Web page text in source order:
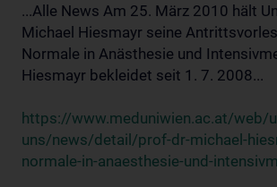
...Alle News Am 25. März 2010 hält
Michael Hiesmayr seine
Normale in Anästhesie und
Hiesmayr bekleidet seit 1. 7. 2008...
https://www.meduniwien.ac.at/web/
uns/news/detail/prof-dr-michael-
normale-in-anaesthesie-und-